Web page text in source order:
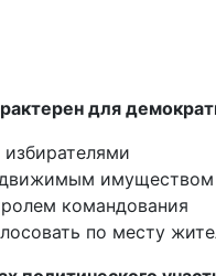
для
имуществом
командования
по месту